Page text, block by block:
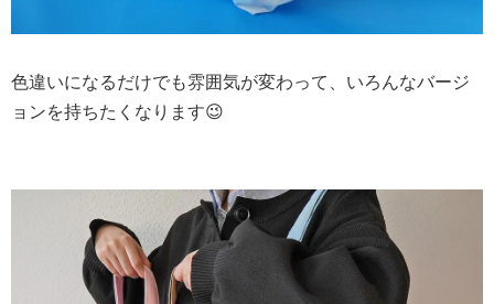
色違いになるだけでも雰囲気が変わって、いろんなバージ
ョンを持ちたくなります😉